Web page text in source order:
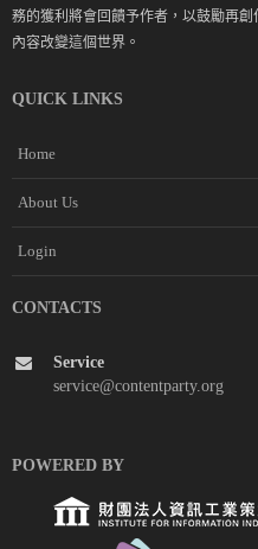
務的獲利將會回饋予作者，以鼓勵再
內容改變這個世界。
QUICK LINKS
Home
About Us
Login
CONTACTS
Service
service@contentparty.org
POWERED BY